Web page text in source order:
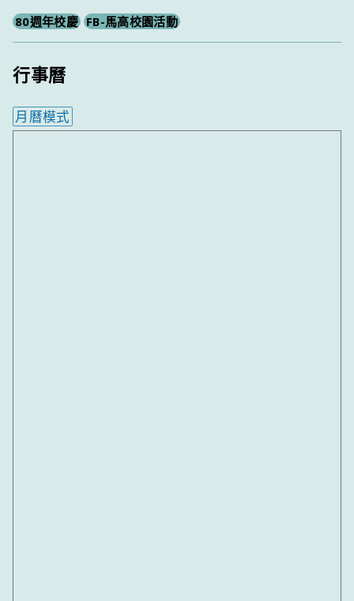
80週年校慶 FB-馬高校園活動
行事曆
月曆模式